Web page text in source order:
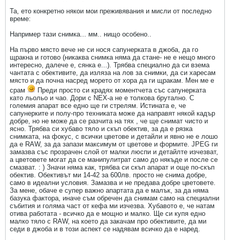
Та, ето конкретно някои мои преживявания и мисли от последно
време:
Например тази снимка... мм.. нищо особено..
На първо място вече не си нося сапунерката в джоба, да го
щракна и готово (никаква снимка няма да стане- не е нещо много
интересно, далече е, сянка е...). Трябва специално да си взема
чантата с обективите, да изляза на лов за снимки, да си харесам
място и да почна насред морето от хора да ги щракам. Мен ме е
срам
Преди просто си крадях моментчета със сапунерката
като льольо и чао. Дори с NEX-а не е толкова брутално. С
големия апарат все едно ще ги стрелям. Истината е, че
сапунерките и полу-про техниката може да направят някой кадър
добре, но не може да се разчита на тях , че ще снимат чисто и
ясно. Трябва си хубаво тяло и скъп обектив, за да е рязка
снимката, на фокус, с всички цветове и детайли и явно не е лошо
да е RAW, за да запази максимум от цветове и формите. JPEG ги
замазва със прозрачен слой от малки люспи и детайлте изчезват,
а цветовете могат да се манипулитрат само до някъде и после се
смазват. : ) Значи няма как, трябва си скъп апарат и още по-скъп
обектив. Обективът ми 14-42 за 600лв. просто не снима добре,
само в идеални условия. Замазва и не предава добре цветовете.
За мене, обаче е супер важно апартата да е малък, за да няма
базука фактора, иначе съм обречен да снимам само на специални
събития и голяма част от кефа ми изчезва. Хубавото е, че натам
отива работата - всичко да е мощно и малко. Ще си купя едно
малко тяло с RAW, на което да закачам про обективите, да ми
седи в джоба и в този аспект се надявам всичко да е наред.